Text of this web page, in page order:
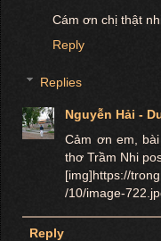
Cám ơn chị thật
Reply
Replies
Nguyễn Hải -
Cảm ơn em,
thơ Trầm Nhi
[img]https://
/10/image-
Reply